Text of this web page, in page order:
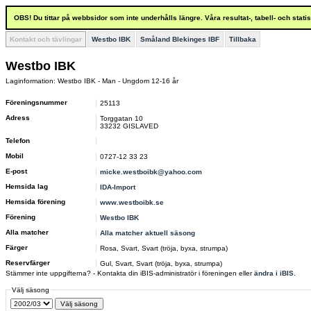
OBS! Du tittar på webbsidor som inte underhålls längre. Våra resultat-, tabell- och
Kontakt och tävlingar Westbo IBK Småland Blekinges IBF Tillbaka
Westbo IBK
Laginformation: Westbo IBK - Man - Ungdom 12-16 år
Föreningsnummer
25113
Adress
Torggatan 10
33232 GISLAVED
Telefon
Mobil
0727-12 33 23
E-post
micke.westboibk@yahoo.com
Hemsida lag
IDA-Import
Hemsida förening
www.westboibk.se
Förening
Westbo IBK
Alla matcher
Alla matcher aktuell säsong
Färger
Rosa, Svart, Svart (tröja, byxa, strumpa)
Reservfärger
Gul, Svart, Svart (tröja, byxa, strumpa)
Stämmer inte uppgifterna? - Kontakta din iBIS-administratör i föreningen ellerändra i iBIS
Välj säsong